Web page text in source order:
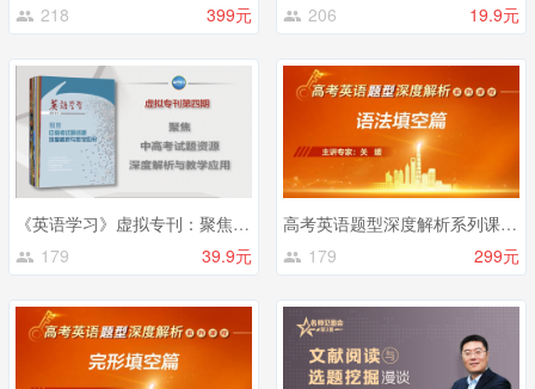
218
399元
206
19.9元
《英语学习》虚拟专刊：聚焦中高考试题资源深度解析与教学应用
179
39.9元
高考英语题型深度解析系列课程——语法填空篇
179
299元